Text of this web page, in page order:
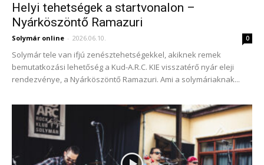
Helyi tehetségek a startvonalon –
Nyárköszöntő Ramazuri
Solymár online - 2026.06.10. 0
Solymár tele van ifjú zenésztehetségekkel, akiknek remek
bemutatkozási lehetőség a Kud-A.R.C. KIE visszatérő nyár eleji
rendezvénye, a Nyárköszöntő Ramazuri. Ami a solymáriaknak...